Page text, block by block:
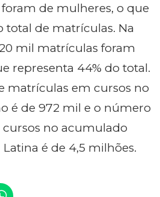
de mulheres, o que
total de matrículas. Na
mil matrículas foram
representa 44% do total.
matrículas em cursos no
é de 972 mil e o número
no acumulado
é de 4,5 milhões.